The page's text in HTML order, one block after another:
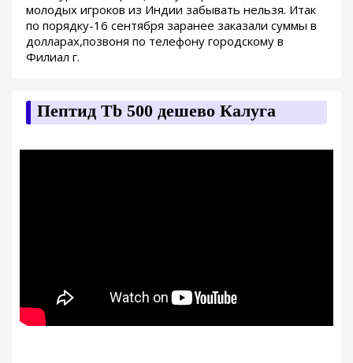
молодых игроков из Индии забывать нельзя. Итак
по порядку-16 сентября заранее заказали суммы в
долларах,позвоня по телефону городскому в
Филиал г.
Пептид Tb 500 дешево Калуга